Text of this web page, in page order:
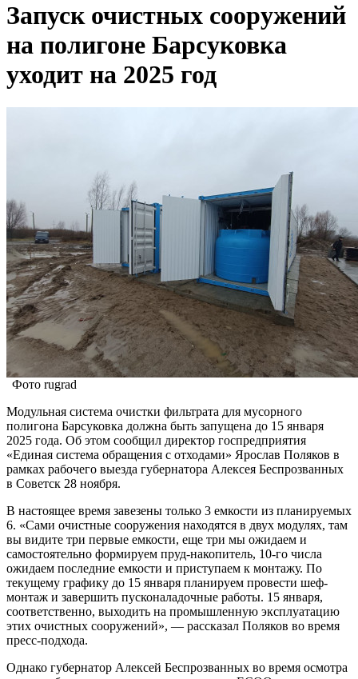
Запуск очистных сооружений
на полигоне Барсуковка
уходит на 2025 год
Фото rugrad
Модульная система очистки фильтрата для мусорного
полигона Барсуковка должна быть запущена до 15 января
2025 года. Об этом сообщил директор госпредприятия
«Единая система обращения с отходами» Ярослав Поляков в
рамках рабочего выезда губернатора Алексея Беспрозванных
в Советск 28 ноября.
В настоящее время завезены только 3 емкости из планируемых
6. «Сами очистные сооружения находятся в двух модулях, там
вы видите три первые емкости, еще три мы ожидаем и
самостоятельно формируем пруд-накопитель, 10-го числа
ожидаем последние емкости и приступаем к монтажу. По
текущему графику до 15 января планируем провести шеф-
монтаж и завершить пусконаладочные работы. 15 января,
соответственно, выходить на промышленную эксплуатацию
этих очистных сооружений», — рассказал Поляков во время
пресс-подхода.
Однако губернатор Алексей Беспрозванных во время осмотра